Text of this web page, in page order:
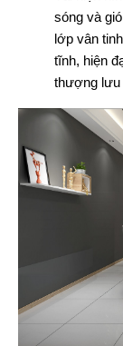
sóng và
lớp vân
tĩnh, hiện
thượng lưu